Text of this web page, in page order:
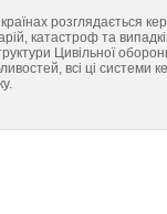
розглядається
катастроф та
Цивільної
всі ці